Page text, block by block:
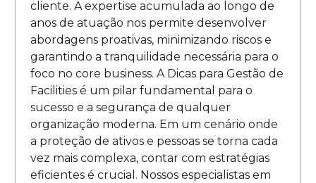
cliente. A expertise acumulada ao longo de
anos de atuação nos permite desenvolver
abordagens proativas, minimizando riscos e
garantindo a tranquilidade necessária para o
foco no core business. A Dicas para Gestão de
Facilities é um pilar fundamental para o
sucesso e a segurança de qualquer
organização moderna. Em um cenário onde
a proteção de ativos e pessoas se torna cada
vez mais complexa, contar com estratégias
eficientes é crucial. Nossos especialistas em